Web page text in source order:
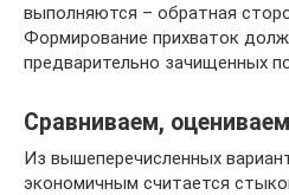
выполняются – обратная
Формирование прихваток
предварительно зачищенных
Сравниваем, оцениваем
Из вышеперечисленных
экономичным считается